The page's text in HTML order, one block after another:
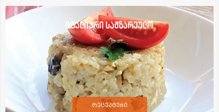
იტალიური სამზარეულო
რეცეპტები